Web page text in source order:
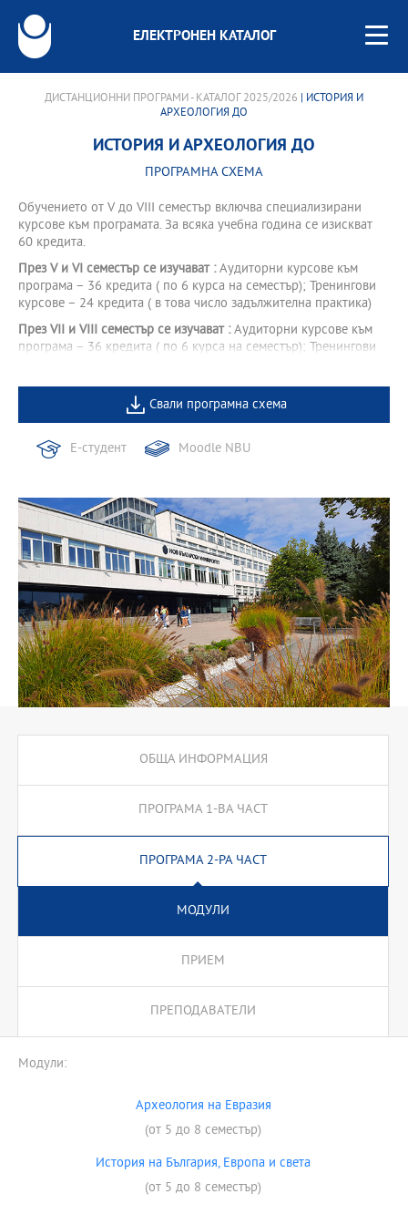
ЕЛЕКТРОНЕН КАТАЛОГ
ДИСТАНЦИОННИ ПРОГРАМИ - КАТАЛОГ 2025/2026 | ИСТОРИЯ И
АРХЕОЛОГИЯ ДО
ИСТОРИЯ И АРХЕОЛОГИЯ ДО
ПРОГРАМНА СХЕМА
Обучението от V до VІІІ семестър включва специализирани
курсове към програмата. За всяка учебна година се изискват
60 кредита.
През V и VI семестър се изучават :Аудиторни курсове към
програма – 36 кредита ( по 6 курса на семестър); Тренингови
курсове – 24 кредита ( в това число задължителна практика)
През VII и VIII семестър се изучават :Аудиторни курсове към
програма – 36 кредита ( по 6 курса на семестър); Тренингови
Свали програмна схема
Е-студент Moodle NBU
ОБЩА ИНФОРМАЦИЯ
ПРОГРАМА 1-ВА ЧАСТ
ПРОГРАМА 2-РА ЧАСТ
МОДУЛИ
ПРИЕМ
ПРЕПОДАВАТЕЛИ
Модули:
Археология на Евразия
(от 5 до 8 семестър)
История на България, Европа и света
(от 5 до 8 семестър)